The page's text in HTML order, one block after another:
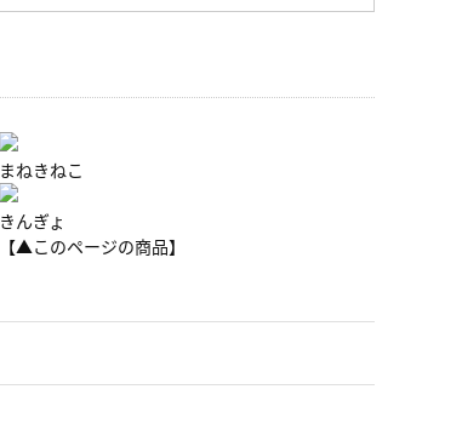
まねきねこ
きんぎょ
【▲このページの商品】